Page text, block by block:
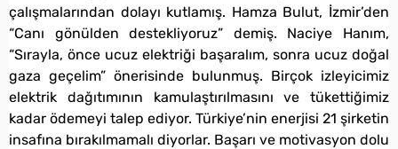
çalışmalarından dolayı kutlamış. Hamza Bulut, İzmir’den
“Canı gönülden destekliyoruz” demiş. Naciye Hanım,
“Sırayla, önce ucuz elektriği başaralım, sonra ucuz doğal
gaza geçelim” önerisinde bulunmuş. Birçok izleyicimiz
elektrik dağıtımının kamulaştırılmasını ve tükettiğimiz
kadar ödemeyi talep ediyor. Türkiye’nin enerjisi 21 şirketin
insafına bırakılmamalı diyorlar. Başarı ve motivasyon dolu